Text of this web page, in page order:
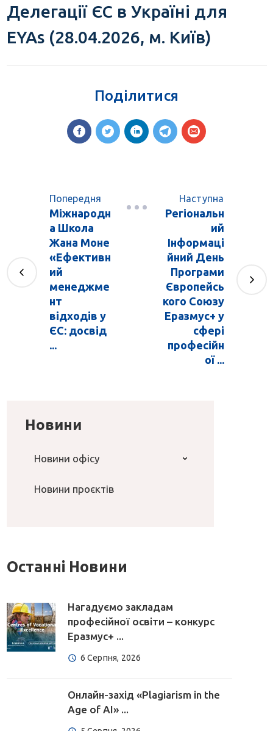
Делегації ЄС в Україні для
EYAs (28.04.2026, м. Київ)
Поділитися
Попередня
Міжнародн
а Школа
Жана Моне
«Ефективн
ий
менеджме
нт
відходів у
ЄС: досвід
...
Наступна
Регіональн
ий
Інформаці
йний День
Програми
Європейсь
кого Союзу
Еразмус+ у
сфері
професійн
ої ...
Новини
Новини офісу
Новини проєктів
Останні Новини
Нагадуємо закладам
професійної освіти – конкурс
Еразмус+ ...
6 Серпня, 2026
Онлайн-захід «Plagiarism in the
Age of AI» ...